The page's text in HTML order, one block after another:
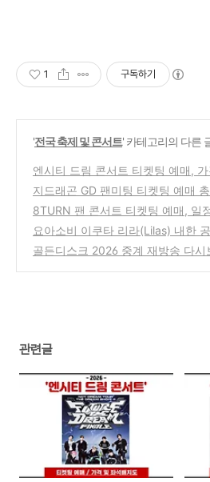
1 구독하기
'전국 축제 및 콘서트' 카테고리의 다른
엔시티 드림 콘서트 티켓팅 예매, 가
배치도, 서울 KSPO돔 일정 총정리(
T DREAM TOUR )
(1)
지드래곤 GD 팬미팅 티켓팅 예매
및 가격 정보 완벽 가이드(2026 G-
'FAM' MEETING)
(1)
8TURN 팬 콘서트 티켓팅 예매, 일
정보 총정리(2026 8TURN FAN
URN TABLE : ETERNAL FLAME])
요아소비 이쿠타 리라(Lilas) 내한
선예매 방법 및 가격 좌석, 일정 총정
골든디스크 2026 중계 재방송 다시
관련글